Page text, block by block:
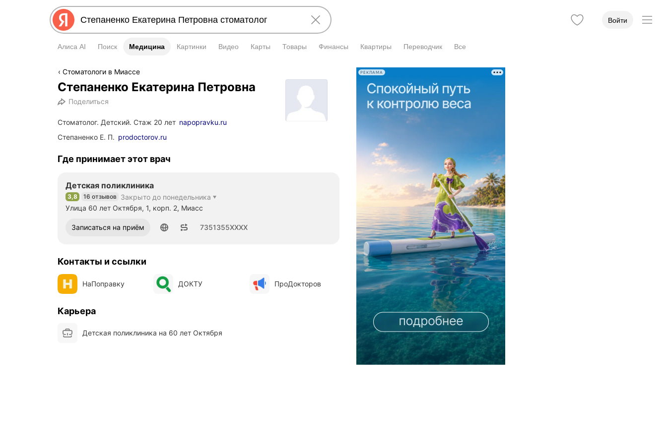
Войти
Алиса AI Поиск Медицина
Медицина Картинки Видео Карты Товары Финансы Квартиры Переводчик Все
Стоматологи в Миассе
Степаненко Екатерина Петровна
Поделиться
Стоматолог. Детский. Стаж 20 лет napopravku.ru
Степаненко Е. П. prodoctorov.ru
Где принимает этот врач
Детская поликлиника
Рейтинг 3,8 из 5
3,8 16 отзывов Закрыто до понедельника
Улица 60 лет Октября, 1, корп. 2, Миасс
Записаться на приём
Номер телефона: 73513559707 7351355XXXX
Контакты и ссылки
НаПоправку ДОКТУ ПроДокторов
Карьера
Детская поликлиника на 60 лет Октября
РЕКЛАМА